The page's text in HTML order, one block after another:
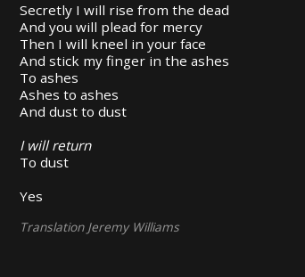
Secretly I will rise from the dead
And you will plead for mercy
Then I will kneel in your face
And stick my finger in the ashes
To ashes
Ashes to ashes
And dust to dust
I will return
To dust
Yes
Translation Jeremy Williams